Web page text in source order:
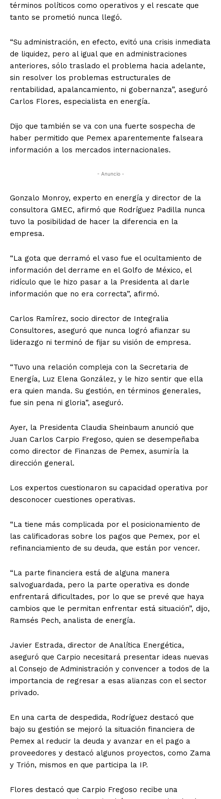
términos políticos como operativos y el rescate que
tanto se prometió nunca llegó.
“Su administración, en efecto, evitó una crisis inmediata
de liquidez, pero al igual que en administraciones
anteriores, sólo traslado el problema hacia adelante,
sin resolver los problemas estructurales de
rentabilidad, apalancamiento, ni gobernanza”, aseguró
Carlos Flores, especialista en energía.
Dijo que también se va con una fuerte sospecha de
haber permitido que Pemex aparentemente falseara
información a los mercados internacionales.
- Anuncio -
Gonzalo Monroy, experto en energía y director de la
consultora GMEC, afirmó que Rodríguez Padilla nunca
tuvo la posibilidad de hacer la diferencia en la
empresa.
“La gota que derramó el vaso fue el ocultamiento de
información del derrame en el Golfo de México, el
ridículo que le hizo pasar a la Presidenta al darle
información que no era correcta”, afirmó.
Carlos Ramírez, socio director de Integralia
Consultores, aseguró que nunca logró afianzar su
liderazgo ni terminó de fijar su visión de empresa.
“Tuvo una relación compleja con la Secretaria de
Energía, Luz Elena González, y le hizo sentir que ella
era quien manda. Su gestión, en términos generales,
fue sin pena ni gloria”, aseguró.
Ayer, la Presidenta Claudia Sheinbaum anunció que
Juan Carlos Carpio Fregoso, quien se desempeñaba
como director de Finanzas de Pemex, asumiría la
dirección general.
Los expertos cuestionaron su capacidad operativa por
desconocer cuestiones operativas.
“La tiene más complicada por el posicionamiento de
las calificadoras sobre los pagos que Pemex, por el
refinanciamiento de su deuda, que están por vencer.
“La parte financiera está de alguna manera
salvoguardada, pero la parte operativa es donde
enfrentará dificultades, por lo que se prevé que haya
cambios que le permitan enfrentar está situación”, dijo,
Ramsés Pech, analista de energía.
Javier Estrada, director de Analítica Energética,
aseguró que Carpio necesitará presentar ideas nuevas
al Consejo de Administración y convencer a todos de la
importancia de regresar a esas alianzas con el sector
privado.
En una carta de despedida, Rodríguez destacó que
bajo su gestión se mejoró la situación financiera de
Pemex al reducir la deuda y avanzar en el pago a
proveedores y destacó algunos proyectos, como Zama
y Trión, mismos en que participa la IP.
Flores destacó que Carpio Fregoso recibe una